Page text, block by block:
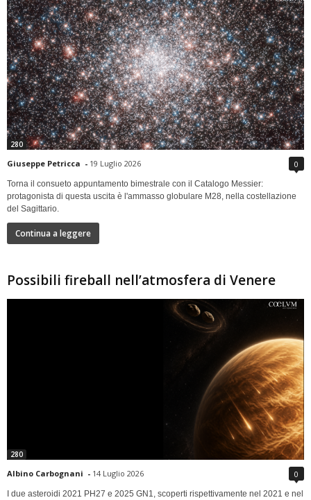
280
Giuseppe Petricca - 19 Luglio 2026 0
Torna il consueto appuntamento bimestrale con il Catalogo Messier:
protagonista di questa uscita è l'ammasso globulare M28, nella costellazione
del Sagittario.
Continua a leggere
Possibili fireball nell’atmosfera di Venere
280
Albino Carbognani - 14 Luglio 2026 0
I due asteroidi 2021 PH27 e 2025 GN1, scoperti rispettivamente nel 2021 e nel